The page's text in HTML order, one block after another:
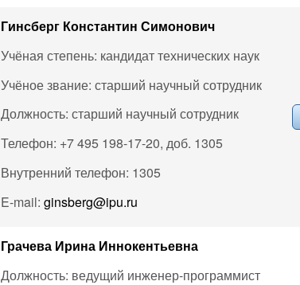
Гинсберг Константин Симонович
Учёная степень: кандидат технических наук
Учёное звание: старший научный сотрудник
Должность: старший научный сотрудник
Телефон: +7 495 198-17-20, доб. 1305
Внутренний телефон: 1305
E-mail:ginsberg@ipu.ru
Грачева Ирина Иннокентьевна
Должность: ведущий инженер-программист